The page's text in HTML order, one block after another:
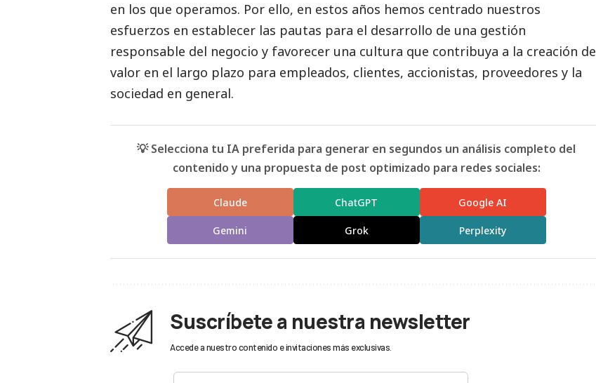
en los que operamos. Por ello, en estos años hemos centrado nuestros
esfuerzos en establecer las pautas para el desarrollo de una gestión
responsable del negocio y favorecer una cultura que contribuya a la creación de
valor en el largo plazo para empleados, clientes, accionistas, proveedores y la
sociedad en general.
💡 Selecciona tu IA preferida para generar en segundos un análisis completo del
contenido y una propuesta de post optimizado para redes sociales:
Claude ChatGPT Google AI
Gemini Grok Perplexity
Suscríbete a nuestra newsletter
Accede a nuestro contenido e invitaciones más exclusivas.